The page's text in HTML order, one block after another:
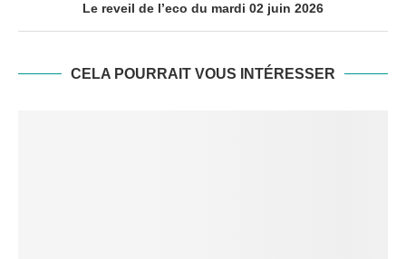
Le reveil de l’eco du mardi 02 juin 2026
CELA POURRAIT VOUS INTÉRESSER